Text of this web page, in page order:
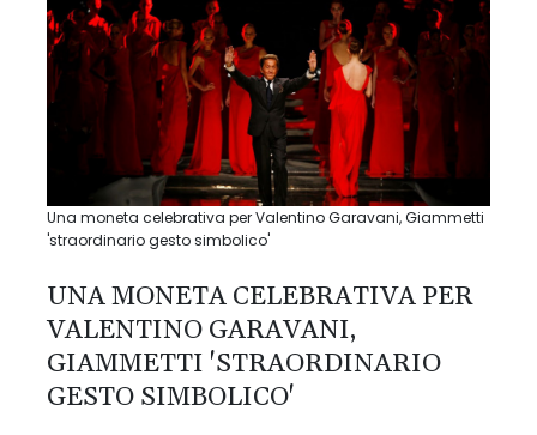
Una moneta celebrativa per Valentino Garavani, Giammetti
'straordinario gesto simbolico'
UNA MONETA CELEBRATIVA PER
VALENTINO GARAVANI,
GIAMMETTI 'STRAORDINARIO
GESTO SIMBOLICO'